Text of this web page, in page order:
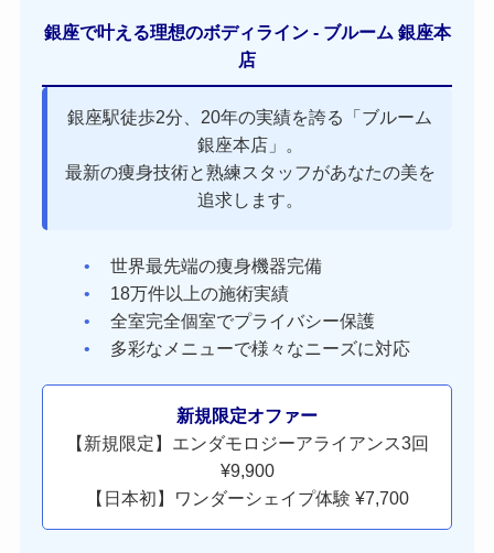
銀座で叶える理想のボディライン - ブルーム 銀座本
店
銀座駅徒歩2分、20年の実績を誇る「ブルーム
銀座本店」。
最新の痩身技術と熟練スタッフがあなたの美を
追求します。
世界最先端の痩身機器完備
18万件以上の施術実績
全室完全個室でプライバシー保護
多彩なメニューで様々なニーズに対応
新規限定オファー
【新規限定】エンダモロジーアライアンス3回
¥9,900
【日本初】ワンダーシェイプ体験 ¥7,700